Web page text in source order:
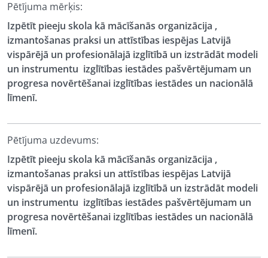
Pētījuma mērķis:
Izpētīt pieeju skola kā mācīšanās organizācija ,
izmantošanas praksi un attīstības iespējas Latvijā
vispārējā un profesionālajā izglītībā un izstrādāt modeli
un instrumentu izglītības iestādes pašvērtējumam un
progresa novērtēšanai izglītības iestādes un nacionālā
līmenī.
Pētījuma uzdevums:
Izpētīt pieeju skola kā mācīšanās organizācija ,
izmantošanas praksi un attīstības iespējas Latvijā
vispārējā un profesionālajā izglītībā un izstrādāt modeli
un instrumentu izglītības iestādes pašvērtējumam un
progresa novērtēšanai izglītības iestādes un nacionālā
līmenī.